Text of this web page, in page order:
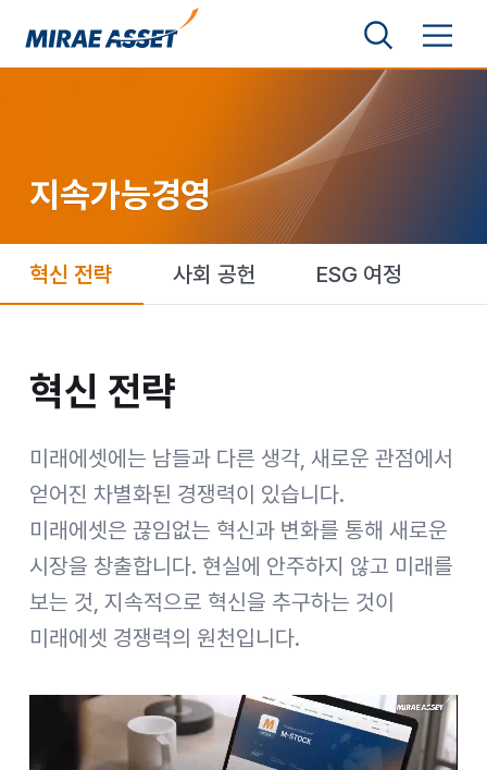
지속가능경영
혁신 전략 사회 공헌 ESG 여정
혁신 전략
미래에셋에는 남들과 다른 생각, 새로운 관점에서
얻어진 차별화된 경쟁력이 있습니다.
미래에셋은 끊임없는 혁신과 변화를 통해 새로운
시장을 창출합니다. 현실에 안주하지 않고 미래를
보는 것, 지속적으로 혁신을 추구하는 것이
미래에셋 경쟁력의 원천입니다.